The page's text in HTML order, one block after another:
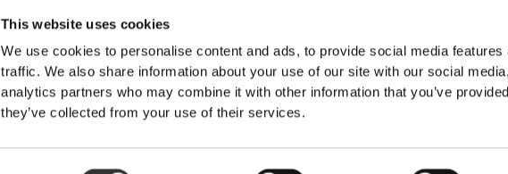
This website uses cookies
We use cookies to personalise content and ads, to provide social media features
traffic. We also share information about your use of our site with our social
analytics partners who may combine it with other information that you’ve
they’ve collected from your use of their services.